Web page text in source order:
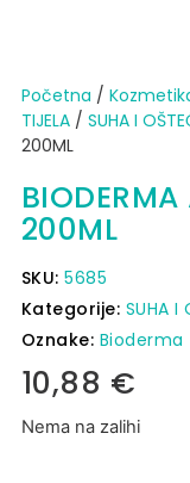
Početna /
TIJELA/ SUHA I
200ML
200ML
SKU:5685
Kategorije: SUHA I
Oznake: Bioderma
10,88 €
Nema na zalihi